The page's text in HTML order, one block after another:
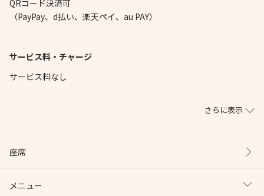
QRコード決済可
（PayPay、d払い、楽天ペイ、au PAY）
サービス料・チャージ
サービス料なし
さらに表示
座席
メニュー